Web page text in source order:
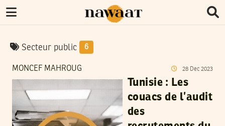
Secteur public 6
MONCEF MAHROUG 28 Dec 2023
Tunisie : Les
couacs de l’audit
des